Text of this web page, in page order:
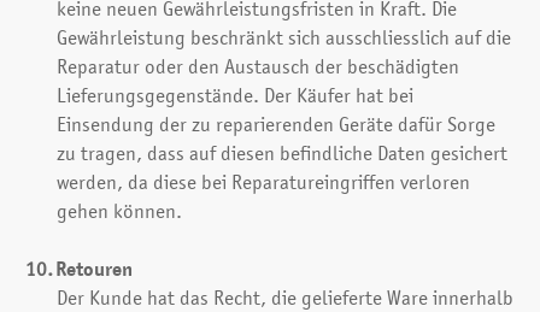
keine neuen Gewährleistungsfristen in Kraft. Die
Gewährleistung beschränkt sich ausschliesslich auf die
Reparatur oder den Austausch der beschädigten
Lieferungsgegenstände. Der Käufer hat bei
Einsendung der zu reparierenden Geräte dafür Sorge
zu tragen, dass auf diesen befindliche Daten gesichert
werden, da diese bei Reparatureingriffen verloren
gehen können.
Retouren
Der Kunde hat das Recht, die gelieferte Ware innerhalb